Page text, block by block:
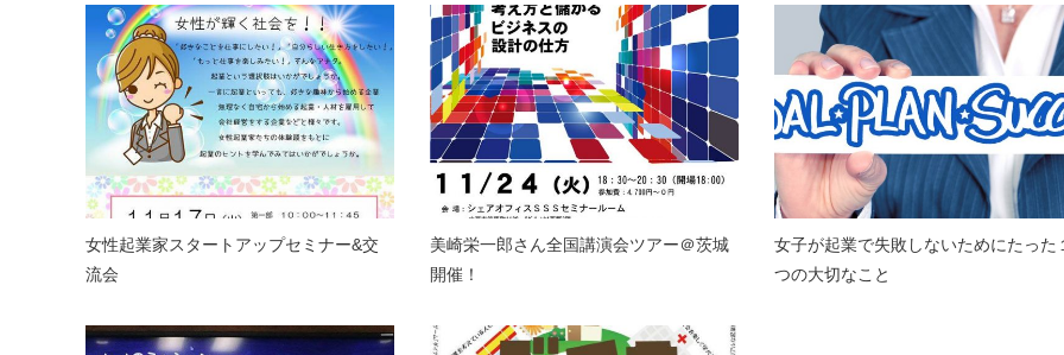
女性起業家スタートアップセミナー&交
流会
美崎栄一郎さん全国講演会ツアー＠茨城
開催！
女子が起業で失敗しないためにたった
つの大切なこと